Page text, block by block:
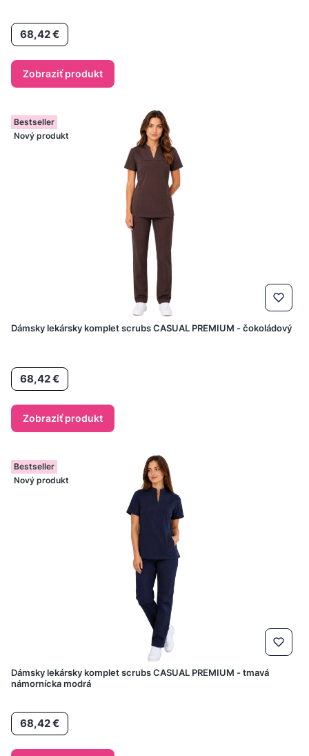
Cena
68,42 €
Zobraziť produkt
Bestseller
Nový produkt
Dámsky lekársky komplet scrubs CASUAL PREMIUM - čokoládový
Cena
68,42 €
Zobraziť produkt
Bestseller
Nový produkt
Dámsky lekársky komplet scrubs CASUAL PREMIUM - tmavá
námornícka modrá
Cena
68,42 €